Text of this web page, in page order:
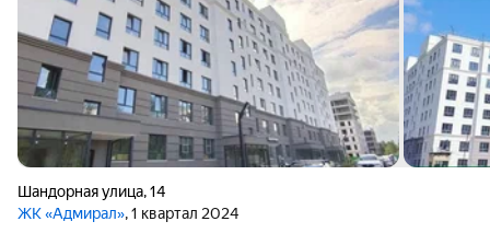
Шандорная улица,14
ЖК «Адмирал», 1 квартал 2024